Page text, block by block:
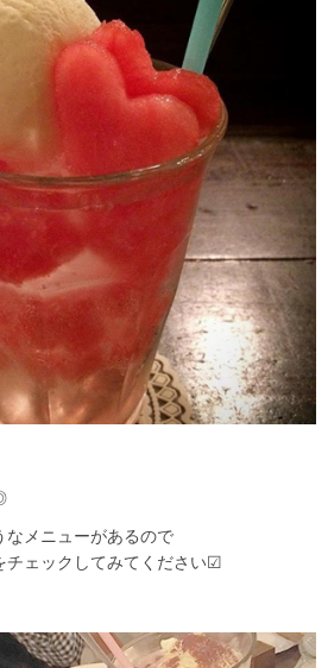
なメニューがあるので
チェックしてみてください☑